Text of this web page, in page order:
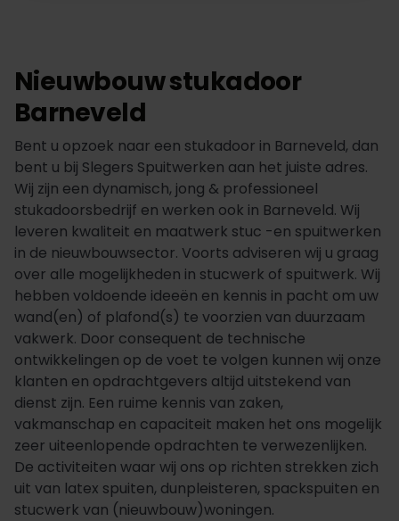
Nieuwbouw stukadoor
Barneveld
Bent u opzoek naar een stukadoor in Barneveld, dan
bent u bij Slegers Spuitwerken aan het juiste adres.
Wij zijn een dynamisch, jong & professioneel
stukadoorsbedrijf en werken ook in Barneveld. Wij
leveren kwaliteit en maatwerk stuc -en spuitwerken
in de nieuwbouwsector. Voorts adviseren wij u graag
over alle mogelijkheden in stucwerk of spuitwerk. Wij
hebben voldoende ideeën en kennis in pacht om uw
wand(en) of plafond(s) te voorzien van duurzaam
vakwerk. Door consequent de technische
ontwikkelingen op de voet te volgen kunnen wij onze
klanten en opdrachtgevers altijd uitstekend van
dienst zijn. Een ruime kennis van zaken,
vakmanschap en capaciteit maken het ons mogelijk
zeer uiteenlopende opdrachten te verwezenlijken.
De activiteiten waar wij ons op richten strekken zich
uit van latex spuiten, dunpleisteren, spackspuiten en
stucwerk van (nieuwbouw)woningen.